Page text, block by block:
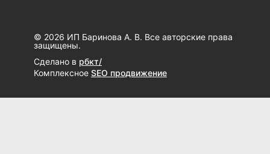
© 2026 ИП Баринова А. В. Все авторские права
защищены.
Сделано в рбкт/
Комплексное SEO продвижение